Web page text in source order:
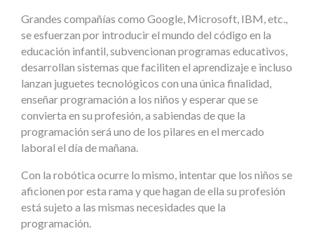
Grandes compañías como Google, Microsoft, IBM, etc.,
se esfuerzan por introducir el mundo del código en la
educación infantil, subvencionan programas educativos,
desarrollan sistemas que faciliten el aprendizaje e incluso
lanzan juguetes tecnológicos con una única finalidad,
enseñar programación a los niños y esperar que se
convierta en su profesión, a sabiendas de que la
programación será uno de los pilares en el mercado
laboral el día de mañana.
Con la robótica ocurre lo mismo, intentar que los niños se
aficionen por esta rama y que hagan de ella su profesión
está sujeto a las mismas necesidades que la
programación.